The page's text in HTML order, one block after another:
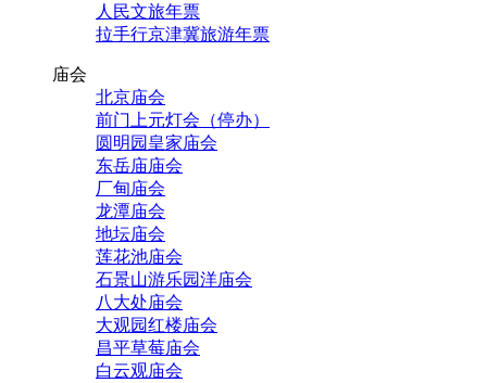
人民文旅年票
拉手行京津冀旅游年票
庙会
北京庙会
前门上元灯会（停办）
圆明园皇家庙会
东岳庙庙会
厂甸庙会
龙潭庙会
地坛庙会
莲花池庙会
石景山游乐园洋庙会
八大处庙会
大观园红楼庙会
昌平草莓庙会
白云观庙会